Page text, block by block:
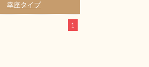
幸座タイプ
1